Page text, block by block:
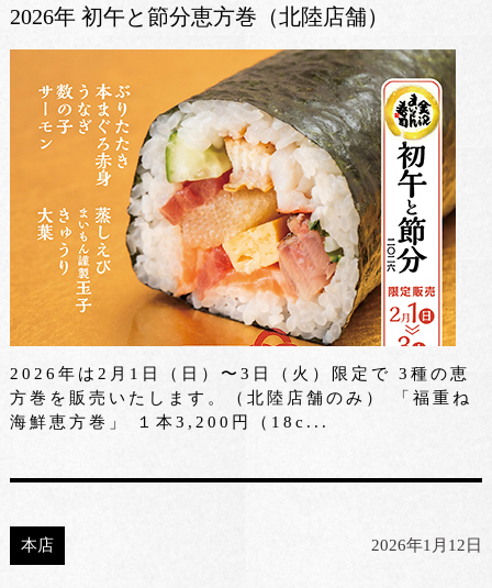
2026年 初午と節分恵方巻（北陸店舗）
2026年は2月1日（日）〜3日（火）限定で 3種の恵
方巻を販売いたします。（北陸店舗のみ） 「福重ね
海鮮恵方巻」 １本3,200円（18c...
本店 2026年1月12日